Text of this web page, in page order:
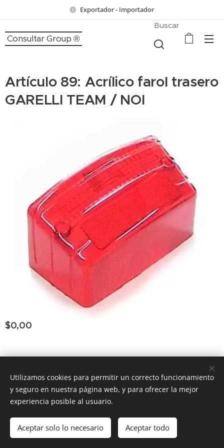
Exportador - Importador
Consultar Group ®
Buscar
Artículo 89: Acrílico farol trasero
GARELLI TEAM / NOI
$0,00
Añadir a la cesta
Consultar Group ®Todoslos derechos reservados
Powered byWebnode Cookies
Utilizamos cookies para permitir un correcto funcionamiento
y seguro en nuestra página web, y para ofrecer la mejor
experiencia posible al usuario.
Aceptar solo lo necesario Aceptar todo